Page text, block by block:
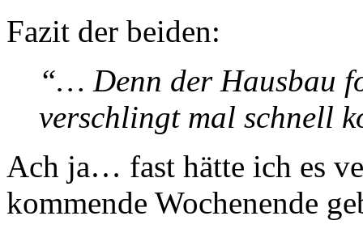
Fazit der beiden:
“… Denn der Hausbau
verschlingt mal schnell
Ach ja… fast hätte ich es
kommende Wochenende